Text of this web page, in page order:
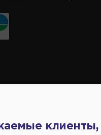
центр:
на
клиенты,